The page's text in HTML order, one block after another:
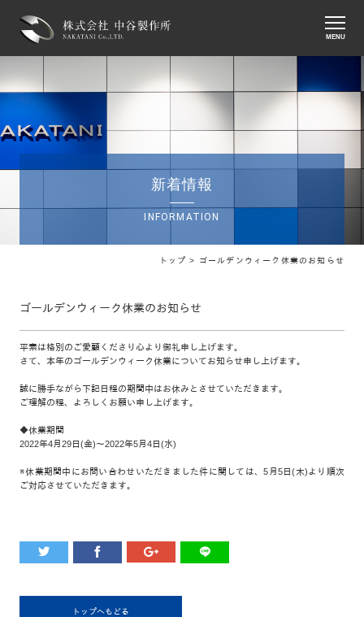
MENU
新着情報
INFORMATION
トップ > ゴールデンウィーク休業のお知らせ
ゴールデンウィーク休業のお知らせ
平素は格別のご愛顧くださり心より御礼申し上げます。
さて、本年のゴールデンウィーク休業についてお知らせ申し上げます。
誠に勝手ながら下記日程の期間中はお休みとさせていただきます。
ご理解の程、よろしくお願い申し上げます。
◆休業期間
2022年4月29日(金)～2022年5月4日(水)
※休業期間中にお問い合わせいただきました件に関しては、5月5日(木)より順次
ご対応させていただきます。
トップへもどる